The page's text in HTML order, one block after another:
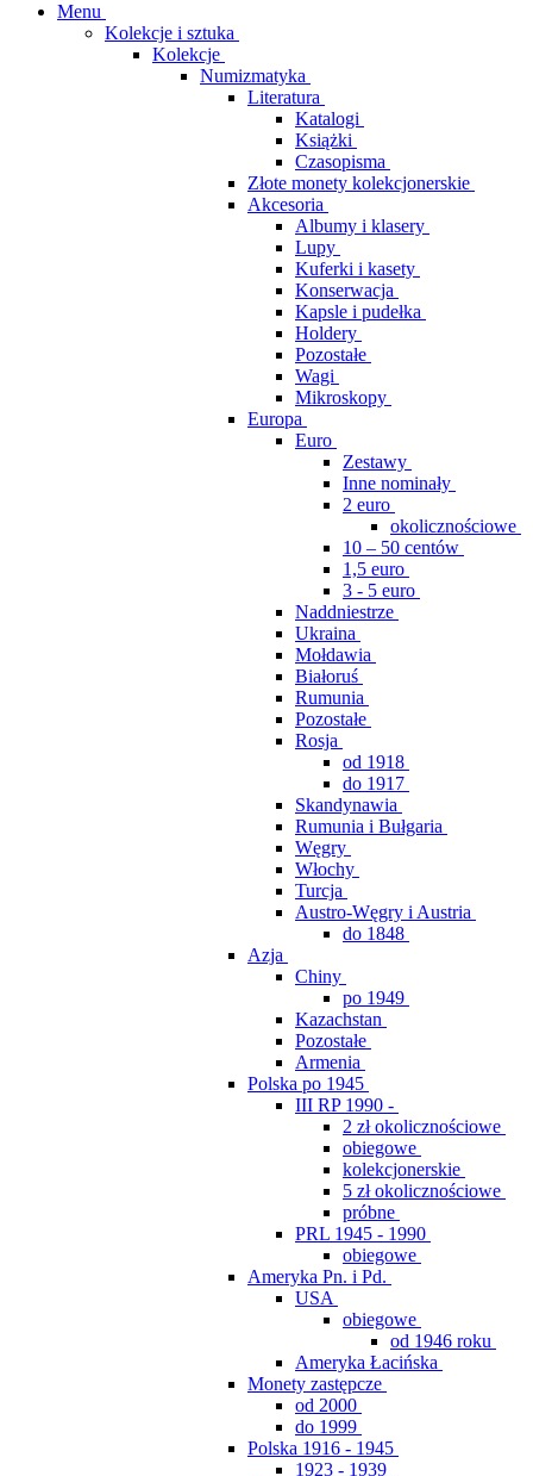
Menu
Kolekcje i sztuka
Kolekcje
Numizmatyka
Literatura
Katalogi
Książki
Czasopisma
Złote monety kolekcjonerskie
Akcesoria
Albumy i klasery
Lupy
Kuferki i kasety
Konserwacja
Kapsle i pudełka
Holdery
Pozostałe
Wagi
Mikroskopy
Europa
Euro
Zestawy
Inne nominały
2 euro
okolicznościowe
10 – 50 centów
1,5 euro
3 - 5 euro
Naddniestrze
Ukraina
Mołdawia
Białoruś
Rumunia
Pozostałe
Rosja
od 1918
do 1917
Skandynawia
Rumunia i Bułgaria
Węgry
Włochy
Turcja
Austro-Węgry i Austria
do 1848
Azja
Chiny
po 1949
Kazachstan
Pozostałe
Armenia
Polska po 1945
III RP 1990 -
2 zł okolicznościowe
obiegowe
kolekcjonerskie
5 zł okolicznościowe
próbne
PRL 1945 - 1990
obiegowe
Ameryka Pn. i Pd.
USA
obiegowe
od 1946 roku
Ameryka Łacińska
Monety zastępcze
od 2000
do 1999
Polska 1916 - 1945
1923 - 1939